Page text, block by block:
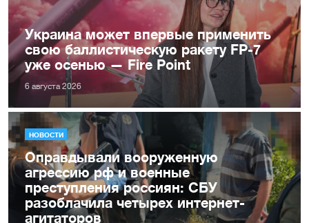
Украина может впервые применить
свою баллистическую ракету FP-7
уже осенью — Fire Point
6 августа 2026
НОВОСТИ
Оправдывали вооруженную
агрессию рф и военные
преступления россиян: СБУ
разоблачила четырех интернет-
агитаторов